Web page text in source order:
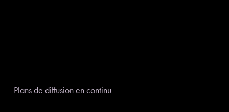
Plans de diffusion en continu